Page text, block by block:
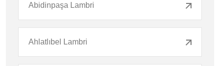
Abidinpaşa Lambri
Ahlatlıbel Lambri